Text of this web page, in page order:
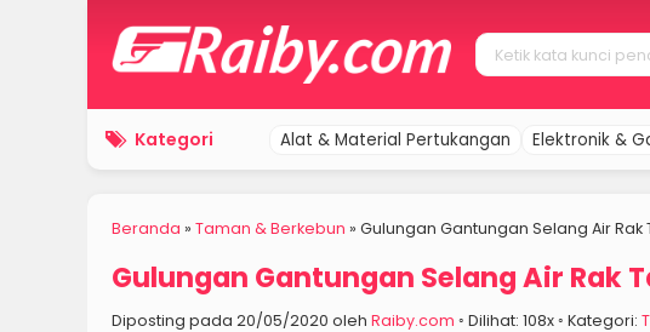
Kategori Alat & Material Pertukangan Elektronik &
Beranda » Taman & Berkebun » Gulungan Gantungan Selang Air
Gulungan Gantungan Selang Air Rak
Diposting pada 20/05/2020 oleh Raiby.com ◦ Dilihat: 108x ◦ Kategori: